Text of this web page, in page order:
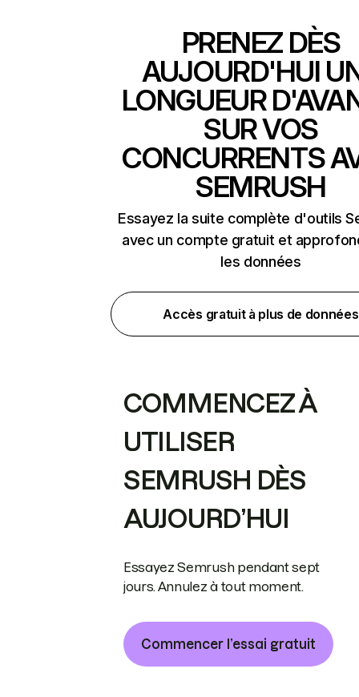
PRENEZ DÈS
AUJOURD'HUI
LONGUEUR
SUR VOS
CONCURRENTS
SEMRUSH
Essayez la suite complète d'outils
avec un compte gratuit et
les données
Accès gratuit à plus de données
COMMENCEZ À
UTILISER
SEMRUSH DÈS
AUJOURD’HUI
Essayez Semrush pendant sept
jours. Annulez à tout moment.
Commencer l’essai gratuit